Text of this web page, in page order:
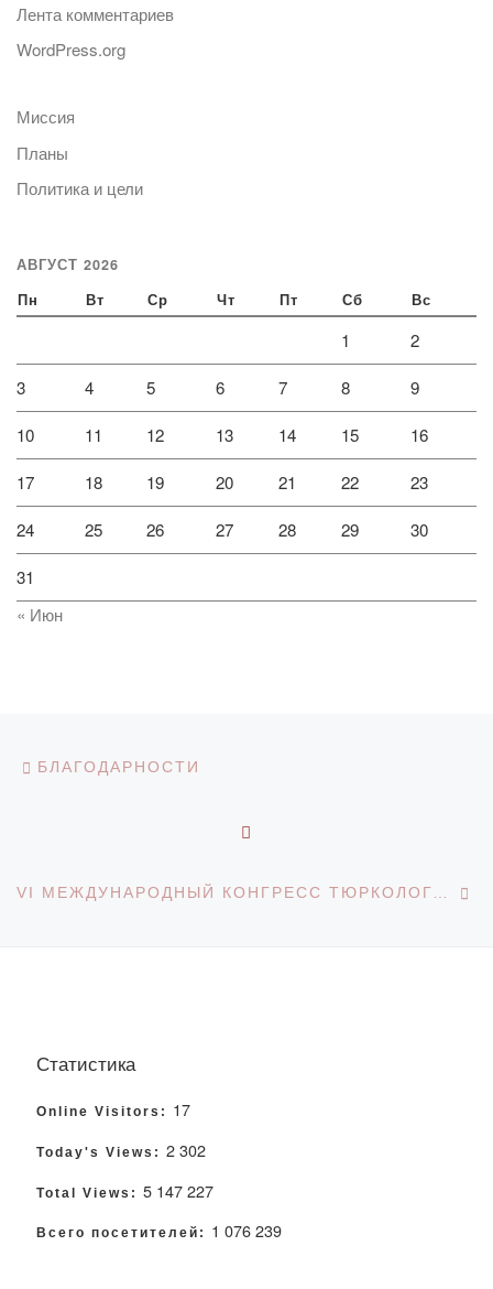
Лента комментариев
WordPress.org
Миссия
Планы
Политика и цели
АВГУСТ 2026
Пн Вт Ср Чт Пт Сб Вс
1 2
3 4 5 6 7 8 9
10 11 12 13 14 15 16
17 18 19 20 21 22 23
24 25 26 27 28 29 30
31
« Июн
Навигация по записям
БЛАГОДАРНОСТИ
VI МЕЖДУНАРОДНЫЙ КОНГРЕСС ТЮРКОЛОГОВ
Статистика
Online Visitors: 17
Today's Views: 2 302
Total Views: 5 147 227
Всего посетителей: 1 076 239